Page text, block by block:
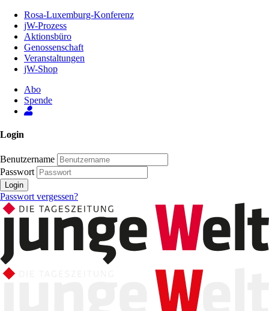
Inhalt
Seite
Rosa-Luxemburg-Konferenz
jW-Prozess
Aktionsbüro
Genossenschaft
Veranstaltungen
jW-Shop
Abo
Spende
Login
Benutzername
Passwort
Login
Passwort vergessen?